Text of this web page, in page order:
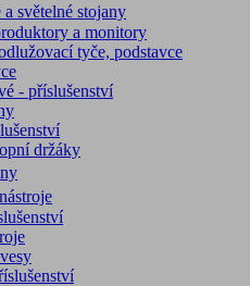
světelné stojany
a monitory
tyče, podstavce
- příslušenství
držáky